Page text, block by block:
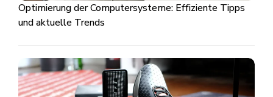
Optimierung der Computersysteme: Effiziente Tipps
und aktuelle Trends